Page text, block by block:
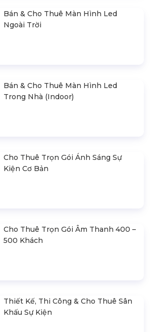
Bán & Cho Thuê Màn Hình Led
Ngoài Trời
Bán & Cho Thuê Màn Hình Led
Trong Nhà (Indoor)
Cho Thuê Trọn Gói Ánh Sáng Sự
Kiện Cơ Bản
Cho Thuê Trọn Gói Âm Thanh 400 –
500 Khách
Thiết Kế, Thi Công & Cho Thuê Sân
Khấu Sự Kiện